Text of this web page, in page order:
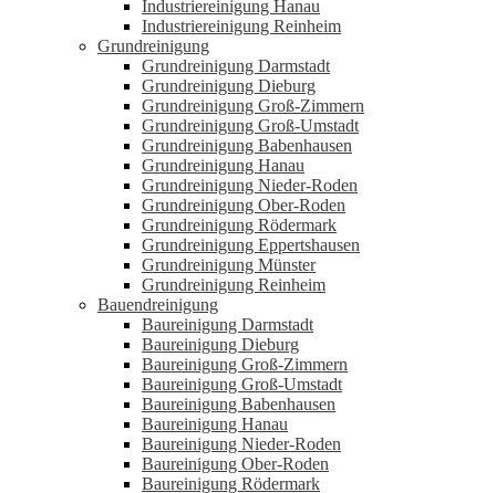
Industriereinigung Hanau
Industriereinigung Reinheim
Grundreinigung
Grundreinigung Darmstadt
Grundreinigung Dieburg
Grundreinigung Groß-Zimmern
Grundreinigung Groß-Umstadt
Grundreinigung Babenhausen
Grundreinigung Hanau
Grundreinigung Nieder-Roden
Grundreinigung Ober-Roden
Grundreinigung Rödermark
Grundreinigung Eppertshausen
Grundreinigung Münster
Grundreinigung Reinheim
Bauendreinigung
Baureinigung Darmstadt
Baureinigung Dieburg
Baureinigung Groß-Zimmern
Baureinigung Groß-Umstadt
Baureinigung Babenhausen
Baureinigung Hanau
Baureinigung Nieder-Roden
Baureinigung Ober-Roden
Baureinigung Rödermark